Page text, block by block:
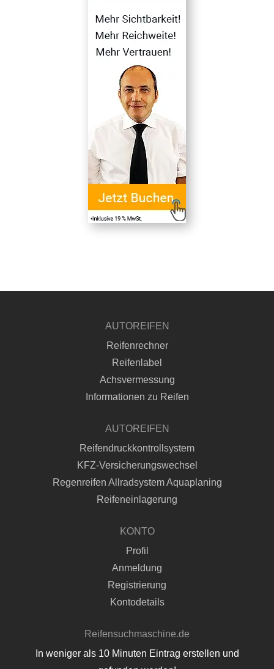
AUTOREIFEN
Reifenrechner
Reifenlabel
Achsvermessung
Informationen zu Reifen
AUTOREIFEN
Reifendruckkontrollsystem
KFZ-Versicherungswechsel
Regenreifen Allradsystem Aquaplaning
Reifeneinlagerung
KONTO
Profil
Anmeldung
Registrierung
Kontodetails
Reifensuchmaschine.de
In weniger als 10 Minuten Eintrag erstellen und